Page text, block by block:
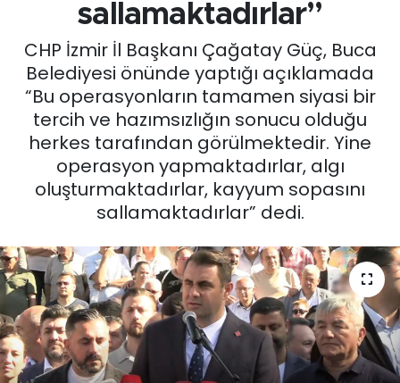
sallamaktadırlar”
CHP İzmir İl Başkanı Çağatay Güç, Buca
Belediyesi önünde yaptığı açıklamada
“Bu operasyonların tamamen siyasi bir
tercih ve hazımsızlığın sonucu olduğu
herkes tarafından görülmektedir. Yine
operasyon yapmaktadırlar, algı
oluşturmaktadırlar, kayyum sopasını
sallamaktadırlar” dedi.
EKONOMİ
English News
GÜNCEL
KÜLTÜR SANAT
MAGAZİN
POLİTİKA
SAĞLIK
Siyaset
Son Dakika Haberleri
Haber Arşivi